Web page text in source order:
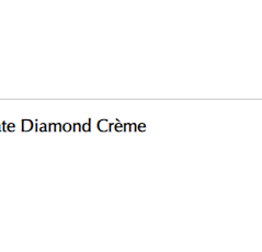
美网：美妆礼